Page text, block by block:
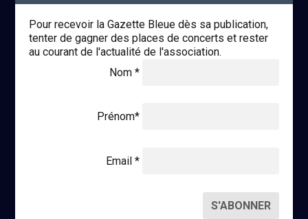
Pour recevoir la Gazette Bleue dès sa publication,
tenter de gagner des places de concerts et rester
au courant de l'actualité de l'association.
Nom *
Prénom*
Email *